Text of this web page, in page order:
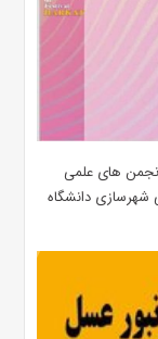
های علمی
دانشگاه